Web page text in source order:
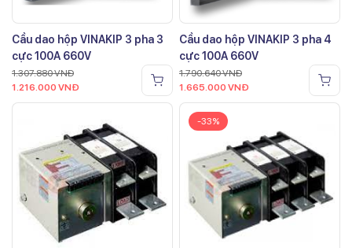
Cầu dao hộp VINAKIP 3 pha 3
cực 100A 660V
1.307.880VNĐ
1.216.000 VNĐ
Cầu dao hộp VINAKIP 3 pha 4
cực 100A 660V
1.790.640VNĐ
1.665.000 VNĐ
-33%